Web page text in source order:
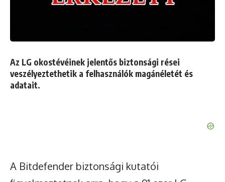
Az LG okostévéinek jelentős biztonsági rései
veszélyeztethetik a felhasználók magánéletét és
adatait.
A Bitdefender biztonsági kutatói